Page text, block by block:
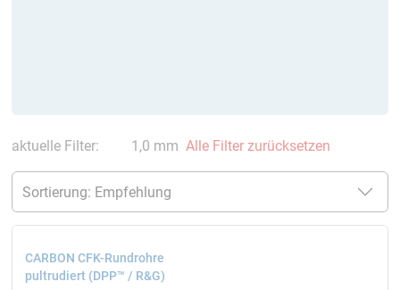
aktuelle Filter: 1,0 mm Alle Filter zurücksetzen
CARBON CFK-Rundrohre
pultrudiert (DPP™ / R&G)